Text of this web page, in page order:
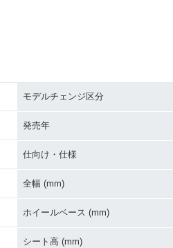
モデルチェンジ区分
発売年
仕向け・仕様
全幅 (mm)
ホイールベース (mm)
シート高 (mm)